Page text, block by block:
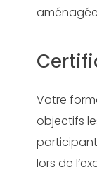
Votre
objectifs
lors de